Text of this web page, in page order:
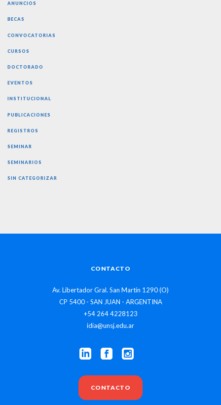
ANUNCIOS
BECAS
CONVOCATORIAS
CURSOS
DOCTORADO
EVENTOS
INSTITUCIONAL
PUBLICACIONES
REGISTROS
SEMINAR
SEMINARIOS
SIN CATEGORIZAR
CONTACTO
Av. Libertador Gral. San Martín 1290 (O)
CP 5400 - SAN JUAN - ARGENTINA
+54 264 4228123
idia@unsj.edu.ar
CONTACTO